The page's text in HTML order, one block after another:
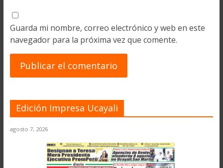
Guarda mi nombre, correo electrónico y web en este
navegador para la próxima vez que comente.
Edición Impresa Ucayali
agosto 7, 2026